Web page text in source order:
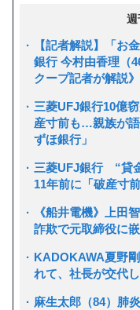
週
【記者解説】「お
銀行 今村由香理（
クープ記者が解説》
三菱UFJ銀行10億
産寸前も…親族が
ずほ銀行」
三菱UFJ銀行 “貸
11年前に「破産寸
《船井電機》上田
詐欺で元取締役に嵌
KADOKAWA夏野
れて、社長が交代し
麻生太郎（84）肺